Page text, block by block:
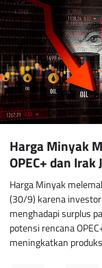
Harga Minyak
OPEC+ dan Irak
Harga Minyak
(30/9) karena
menghadapi surplus
potensi rencana
meningkatkan